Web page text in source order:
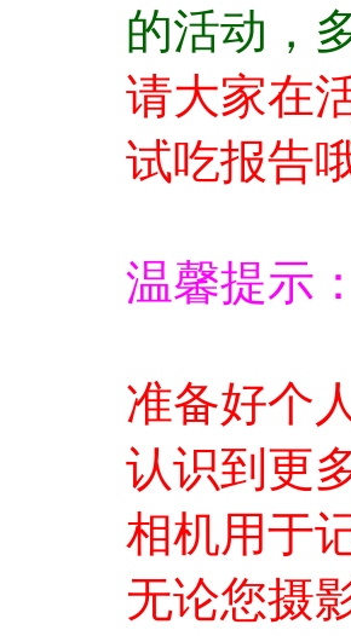
的活动，
请大家在
试吃报告
温馨提示：
准备好个
认识到更
相机用于
无论您摄